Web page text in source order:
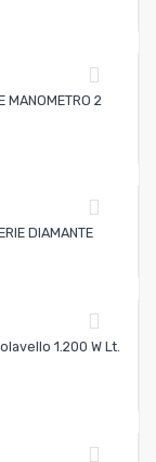
MANOMETRO 2
DIAMANTE
1.200 W Lt.